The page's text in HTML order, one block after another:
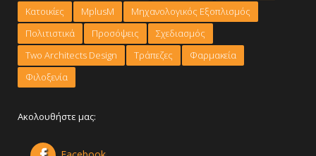
Κατοικίες
ΜplusM
Μηχανολογικός Εξοπλισμός
Πολιτιστικά
Προσόψεις
Σχεδιασμός
Τwo Architects Design
Τράπεζες
Φαρμακεία
Φιλοξενία
Ακολουθήστε μας: